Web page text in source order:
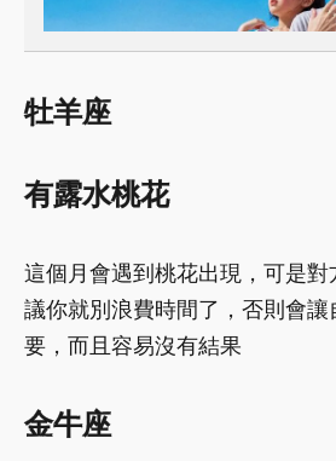
牡羊座
有露水桃花
這個月會遇到桃花出現，可是
議你就別浪費時間了，否則會讓
要，而且容易沒有結果
金牛座